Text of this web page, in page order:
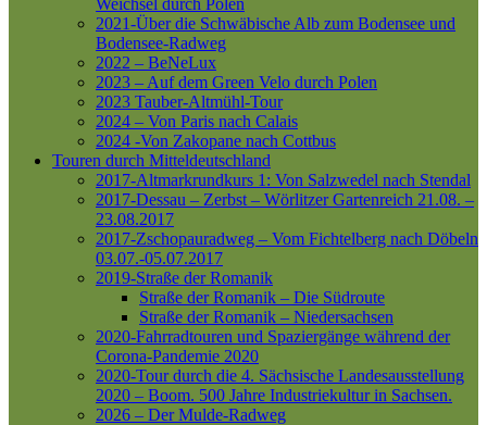
2021-Über die Schwäbische Alb zum Bodensee und
Bodensee-Radweg
2022 – BeNeLux
2023 – Auf dem Green Velo durch Polen
2023 Tauber-Altmühl-Tour
2024 – Von Paris nach Calais
2024 -Von Zakopane nach Cottbus
Touren durch Mitteldeutschland
2017-Altmarkrundkurs 1: Von Salzwedel nach Stendal
2017-Dessau – Zerbst – Wörlitzer Gartenreich 21.08. –
23.08.2017
2017-Zschopauradweg – Vom Fichtelberg nach Döbeln
03.07.-05.07.2017
2019-Straße der Romanik
Straße der Romanik – Die Südroute
Straße der Romanik – Niedersachsen
2020-Fahrradtouren und Spaziergänge während der
Corona-Pandemie 2020
2020-Tour durch die 4. Sächsische Landesausstellung
2020 – Boom. 500 Jahre Industriekultur in Sachsen.
2026 – Der Mulde-Radweg